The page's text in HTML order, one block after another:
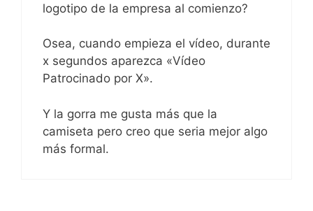
logotipo de la empresa al comienzo?
Osea, cuando empieza el vídeo, durante
x segundos aparezca «Vídeo
Patrocinado por X».
Y la gorra me gusta más que la
camiseta pero creo que seria mejor algo
más formal.